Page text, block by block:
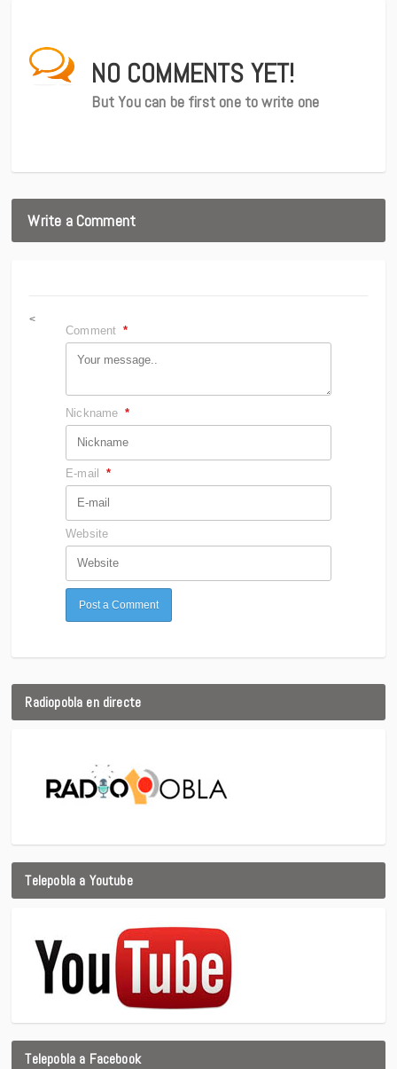
NO COMMENTS YET!
But You can be first one to write one
Write a Comment
<
Comment *
Nickname *
E-mail *
Website
Radiopobla en directe
Telepobla a Youtube
Telepobla a Facebook